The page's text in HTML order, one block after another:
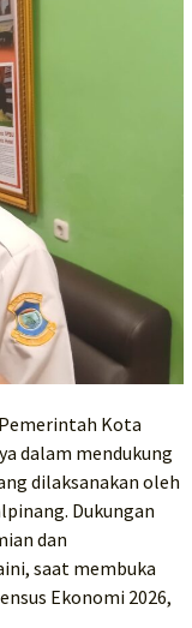
Kota
dalam mendukung
dilaksanakan oleh
Dukungan
dan
saat membuka
Ekonomi 2026,